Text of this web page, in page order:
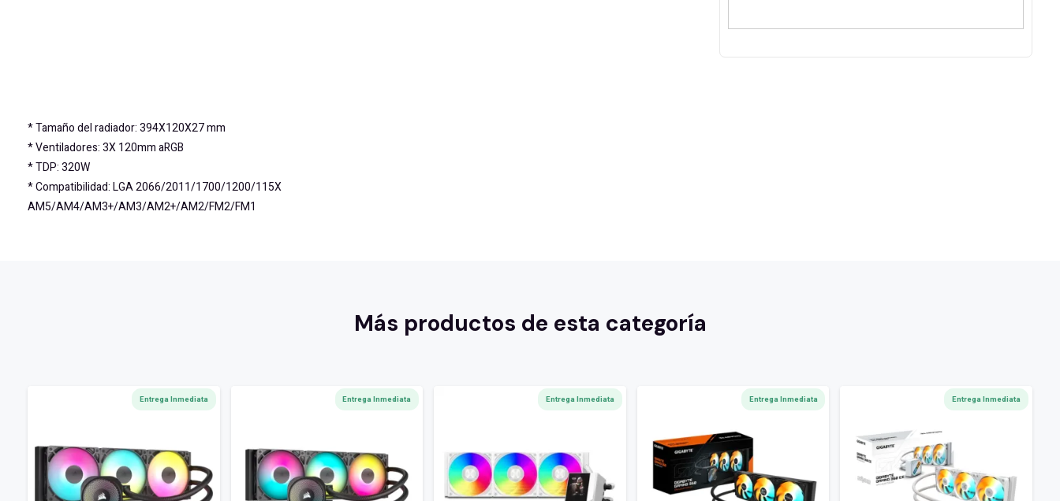
* Tamaño del radiador: 394X120X27 mm
* Ventiladores: 3X 120mm aRGB
* TDP: 320W
* Compatibilidad: LGA 2066/2011/1700/1200/115X
AM5/AM4/AM3+/AM3/AM2+/AM2/FM2/FM1
Más productos de esta categoría
Entrega Inmediata Entrega Inmediata Entrega Inmediata Entrega Inmediata Entrega Inmediata